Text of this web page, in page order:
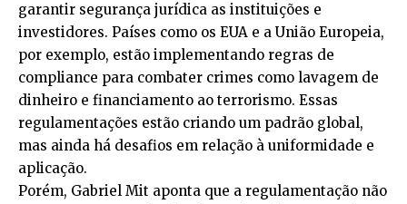
garantir segurança jurídica as instituições e
investidores. Países como os EUA e a União Europeia,
por exemplo, estão implementando regras de
compliance para combater crimes como lavagem de
dinheiro e financiamento ao terrorismo. Essas
regulamentações estão criando um padrão global,
mas ainda há desafios em relação à uniformidade e
aplicação.
Porém, Gabriel Mit aponta que a regulamentação não